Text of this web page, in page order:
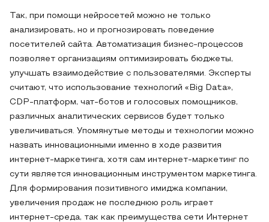
Так, при помощи нейросетей можно не только
анализировать, но и прогнозировать поведение
посетителей сайта. Автоматизация бизнес-процессов
позволяет организациям оптимизировать бюджеты,
улучшать взаимодействие с пользователями. Эксперты
считают, что использование технологий «Big Data»,
CDP-платформ, чат-ботов и голосовых помощников,
различных аналитических сервисов будет только
увеличиваться. Упомянутые методы и технологии можно
назвать инновационными именно в ходе развития
интернет-маркетинга, хотя сам интернет-маркетинг по
сути является инновационным инструментом маркетинга.
Для формирования позитивного имиджа компании,
увеличения продаж не последнюю роль играет
интернет-среда, так как преимущества сети Интернет